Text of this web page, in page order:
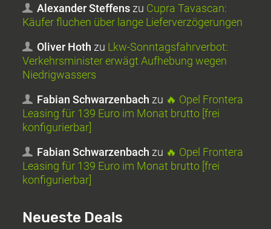
Alexander Steffenszu Cupra Tavascan:
Käufer fluchen über lange Lieferverzögerungen
Oliver Hoth zu Lkw-Sonntagsfahrverbot:
Verkehrsminister erwägt Aufhebung wegen
Niedrigwassers
Fabian Schwarzenbach zu 🔥 Opel Frontera
Leasing für 139 Euro im Monat brutto [frei
konfigurierbar]
Fabian Schwarzenbach zu 🔥 Opel Frontera
Leasing für 139 Euro im Monat brutto [frei
konfigurierbar]
Neueste Deals